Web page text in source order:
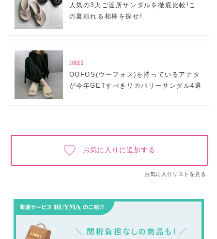
人気の3大ご近所サンダルを徹底比較!こ
の夏頼れる相棒を探せ!
SHOES
OOFOS(ウーフォス)を持っているアナタ
が今年GETすべきリカバリーサンダル4選
お気に入りに追加する
お気に入りリストを見る